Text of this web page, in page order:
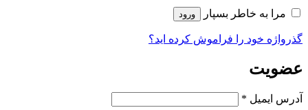
مرا به خاطر بسپار ورود
گذرواژه خود را فراموش کرده اید؟
عضویت
آدرس ایمیل *